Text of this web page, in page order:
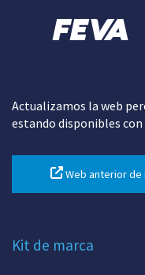
Actualizamos la web
estando disponibles
Web anterior de
Kit de marca